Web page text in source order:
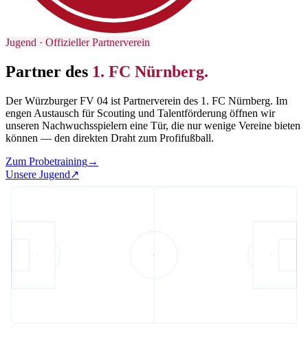
Jugend · Offizieller Partnerverein
Partner des 1. FC Nürnberg.
Der Würzburger FV 04 ist Partnerverein des 1. FC Nürnberg. Im
engen Austausch für Scouting und Talentförderung öffnen wir
unseren Nachwuchsspielern eine Tür, die nur wenige Vereine bieten
können — den direkten Draht zum Profifußball.
Zum Probetraining→
Unsere Jugend↗︎